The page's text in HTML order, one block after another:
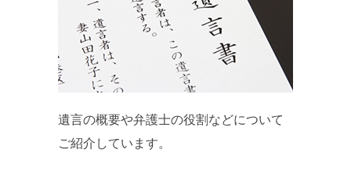
遺言の概要や弁護士の役割などについて
ご紹介しています。